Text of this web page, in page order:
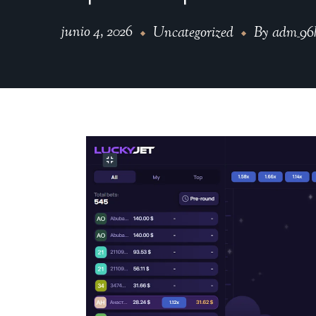
junio 4, 2026 Uncategorized By